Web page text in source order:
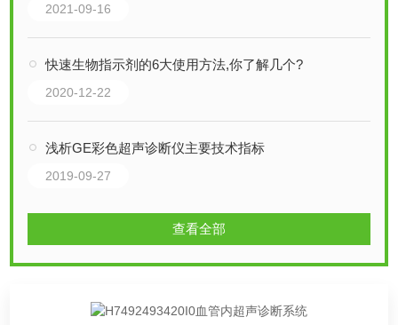
2021-09-16
快速生物指示剂的6大使用方法,你了解几个?
2020-12-22
浅析GE彩色超声诊断仪主要技术指标
2019-09-27
查看全部